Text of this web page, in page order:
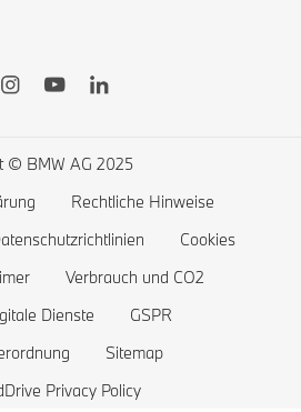
© BMW AG 2025
Rechtliche Hinweise
Cookies
Verbrauch und CO2
Dienste
GSPR
Sitemap
Privacy Policy